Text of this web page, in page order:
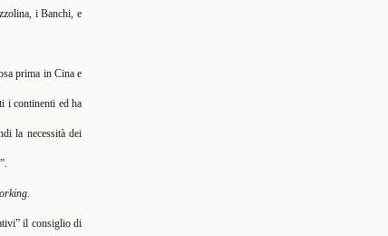
i Banchi, e
prima in Cina e
i continenti ed ha
la necessità dei
il consiglio di